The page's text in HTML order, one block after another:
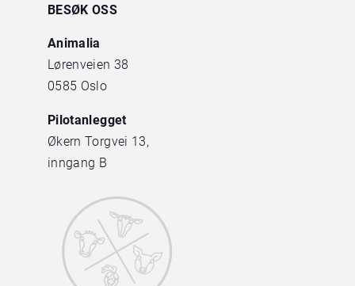
BESØK OSS
Animalia
Lørenveien 38
0585 Oslo
Pilotanlegget
Økern Torgvei 13,
inngang B